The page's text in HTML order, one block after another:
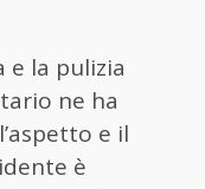
e la pulizia
ne ha
e il
è